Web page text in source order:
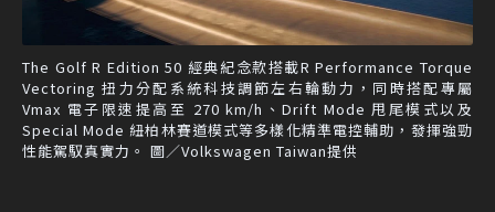
The Golf R Edition 50 經典紀念款搭載R Performance Torque
Vectoring 扭力分配系統科技調節左右輪動力，同時搭配專屬
Vmax 電子限速提高至 270 km/h、Drift Mode 甩尾模式以及
Special Mode 紐柏林賽道模式等多樣化精準電控輔助，發揮強勁
性能駕馭真實力。 圖／Volkswagen Taiwan提供